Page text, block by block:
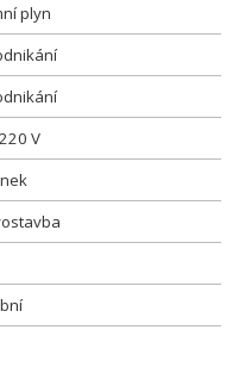
plyn
V